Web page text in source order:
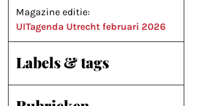
Magazine editie:
UITagenda Utrecht februari 2026
Labels & tags